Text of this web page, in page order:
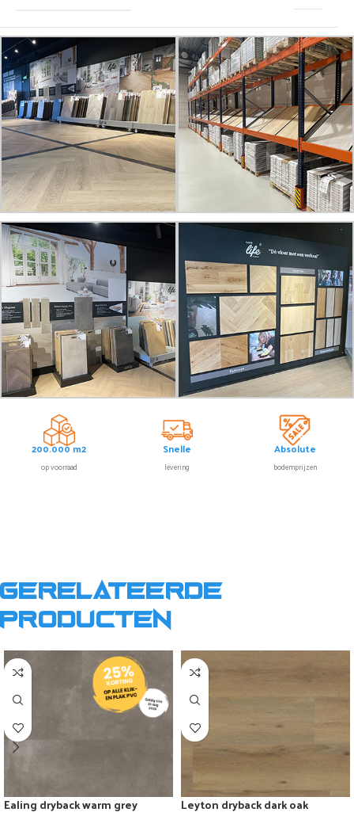
200.000 m2
op voorraad
Snelle
levering
Absolute
bodemprijzen
Gerelateerde
producten
Ealing dryback warm grey Leyton dryback dark oak